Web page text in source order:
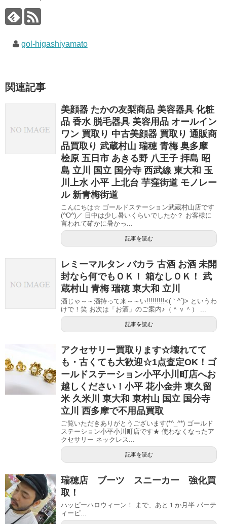
gol-higashiyamato
関連記事
美顔器 たかの友梨商品 美容器具 化粧
品 香水 脱毛器具 美容用品 オールイン
ワン 買取り 中古美顔器 買取り 通販商
品買取り 武蔵村山 瑞穂 青梅 奥多摩
桧原 五日市 あきる野 八王子 拝島 昭
島 立川 国立 国分寺 西武線 東大和 玉
川上水 小平 上北台 芋窪街道 モノレー
ル 新青梅街道
こんにちは☆ ゴールドステーション武蔵村山店です
(^O^)／ 日中は少し暑いくらいでしたか？ お客様に
言われて確かに暑かっ...
記事を読む
レミーマルタン バカラ 古酒 お酒 未開
封なら何でもＯＫ！ 箱なしＯＫ！ 武
蔵村山 青梅 瑞穂 東大和 立川
酒じゃ～～酒持って来～～い!!!!!!!!!<(｀^´)> というわ
けで！笑 お次は「お酒」のご案内♪（＾ｖ＾） ...
記事を読む
アクセサリー買取ります☆壊れてて
も・古くても大歓迎☆1点査定OK！ゴ
ールドステーション小平小川町店へお
越しください！小平 花小金井 東久留
米 久米川 東大和 東村山 国立 国分寺
立川 西多摩で不用品買取
ご覧いただきありがとうございます(*^_^*) ゴールド
ステーション小平小川町店です★ 使わなくなったア
クセサリー ネックレス...
記事を読む
瑞穂店 ブーツ スニーカー 強化買
取！
ハッピーハロウィーン！ まで、あと１か月半 パーテ
ィーピ...